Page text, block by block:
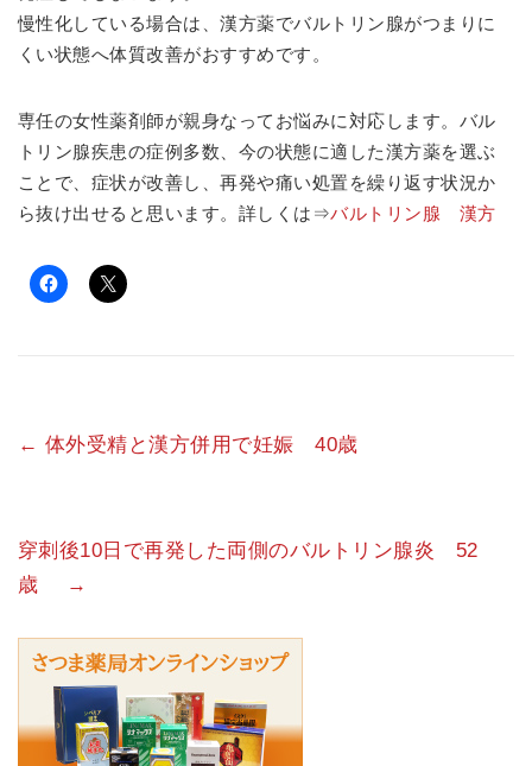
慢性化している場合は、漢方薬でバルトリン腺がつまりに
くい状態へ体質改善がおすすめです。
専任の女性薬剤師が親身なってお悩みに対応します。バル
トリン腺疾患の症例多数、今の状態に適した漢方薬を選ぶ
ことで、症状が改善し、再発や痛い処置を繰り返す状況か
ら抜け出せると思います。詳しくは⇒バルトリン腺 漢方
← 体外受精と漢方併用で妊娠 40歳
穿刺後10日で再発した両側のバルトリン腺炎 52
歳
→